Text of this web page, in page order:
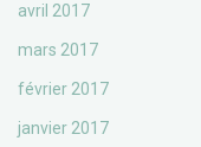
avril 2017
mars 2017
février 2017
janvier 2017